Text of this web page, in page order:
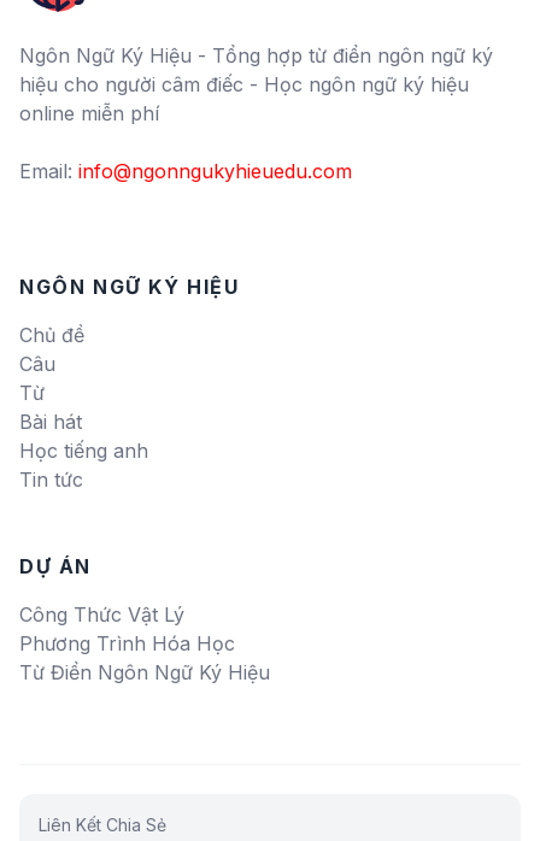
Ngôn Ngữ Ký Hiệu - Tổng hợp từ điển ngôn ngữ ký
hiệu cho người câm điếc - Học ngôn ngữ ký hiệu
online miễn phí
Email: info@ngonngukyhieuedu.com
NGÔN NGỮ KÝ HIỆU
Chủ đề
Câu
Từ
Bài hát
Học tiếng anh
Tin tức
DỰ ÁN
Công Thức Vật Lý
Phương Trình Hóa Học
Từ Điển Ngôn Ngữ Ký Hiệu
Liên Kết Chia Sẻ